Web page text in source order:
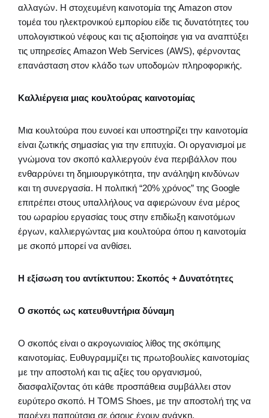
αλλαγών. Η στοχευμένη καινοτομία της Amazon στον
τομέα του ηλεκτρονικού εμπορίου είδε τις δυνατότητες του
υπολογιστικού νέφους και τις αξιοποίησε για να αναπτύξει
τις υπηρεσίες Amazon Web Services (AWS), φέρνοντας
επανάσταση στον κλάδο των υποδομών πληροφορικής.
Καλλιέργεια μιας κουλτούρας καινοτομίας
Μια κουλτούρα που ευνοεί και υποστηρίζει την καινοτομία
είναι ζωτικής σημασίας για την επιτυχία. Οι οργανισμοί με
γνώμονα τον σκοπό καλλιεργούν ένα περιβάλλον που
ενθαρρύνει τη δημιουργικότητα, την ανάληψη κινδύνων
και τη συνεργασία. Η πολιτική “20% χρόνος” της Google
επιτρέπει στους υπαλλήλους να αφιερώνουν ένα μέρος
του ωραρίου εργασίας τους στην επιδίωξη καινοτόμων
έργων, καλλιεργώντας μια κουλτούρα όπου η καινοτομία
με σκοπό μπορεί να ανθίσει.
Η εξίσωση του αντίκτυπου: Σκοπός + Δυνατότητες
Ο σκοπός ως κατευθυντήρια δύναμη
Ο σκοπός είναι ο ακρογωνιαίος λίθος της σκόπιμης
καινοτομίας. Ευθυγραμμίζει τις πρωτοβουλίες καινοτομίας
με την αποστολή και τις αξίες του οργανισμού,
διασφαλίζοντας ότι κάθε προσπάθεια συμβάλλει στον
ευρύτερο σκοπό. Η TOMS Shoes, με την αποστολή της να
παρέχει παπούτσια σε όσους έχουν ανάγκη,